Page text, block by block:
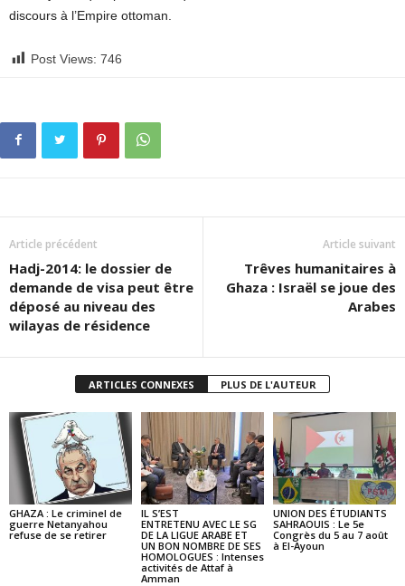
discours à l’Empire ottoman.
Post Views: 746
Article précédent
Hadj-2014: le dossier de
demande de visa peut être
déposé au niveau des
wilayas de résidence
Article suivant
Trêves humanitaires à
Ghaza : Israël se joue des
Arabes
ARTICLES CONNEXES PLUS DE L'AUTEUR
GHAZA : Le criminel de
guerre Netanyahou
refuse de se retirer
IL S’EST
ENTRETENU AVEC LE SG
DE LA LIGUE ARABE ET
UN BON NOMBRE DE SES
HOMOLOGUES : Intenses
activités de Attaf à
Amman
UNION DES ÉTUDIANTS
SAHRAOUIS : Le 5e
Congrès du 5 au 7 août
à El-Ayoun